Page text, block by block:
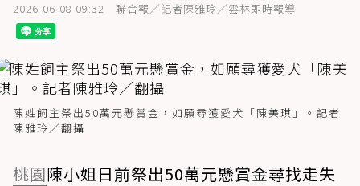
2026-06-08 09:32 聯合報／記者陳雅玲／雲林即時報導
陳姓飼主祭出50萬元懸賞金，如願尋獲愛犬「陳美琪」。記者
陳雅玲／翻攝
桃園陳小姐日前祭出50萬元懸賞金尋找走失